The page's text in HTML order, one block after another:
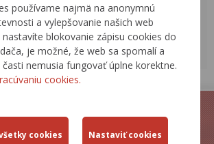
používame najmä na anonymnú
a vylepšovanie našich web
nastavíte blokovanie zápisu cookies do
je možné, že web sa spomalí a
nemusia fungovať úplne korektne.
cookies.
2 3 4 5